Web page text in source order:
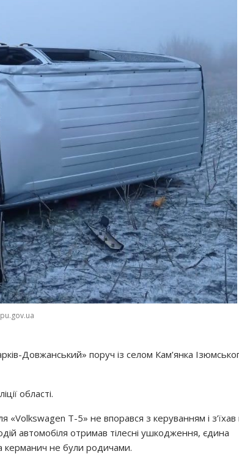
Довжанський» поруч із селом Кам’янка
області.
«Volkswagen Т-5» не впорався з керуванням і з’їхав
автомобіля отримав тілесні ушкодження, єдина
керманич не були родичами.